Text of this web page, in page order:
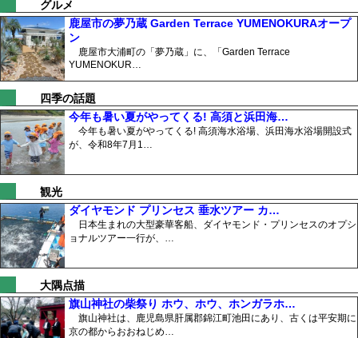
グルメ
鹿屋市の夢乃蔵 Garden Terrace YUMENOKURAオープ
ン
鹿屋市大浦町の「夢乃蔵」に、「Garden Terrace
YUMENOKUR…
四季の話題
今年も暑い夏がやってくる! 高須と浜田海…
今年も暑い夏がやってくる! 高須海水浴場、浜田海水浴場開設式
が、令和8年7月1…
観光
ダイヤモンド プリンセス 垂水ツアー カ…
日本生まれの大型豪華客船、ダイヤモンド・プリンセスのオプシ
ョナルツアー一行が、…
大隅点描
旗山神社の柴祭り ホウ、ホウ、ホンガラホ…
旗山神社は、鹿児島県肝属郡錦江町池田にあり、古くは平安期に
京の都からおおねじめ…